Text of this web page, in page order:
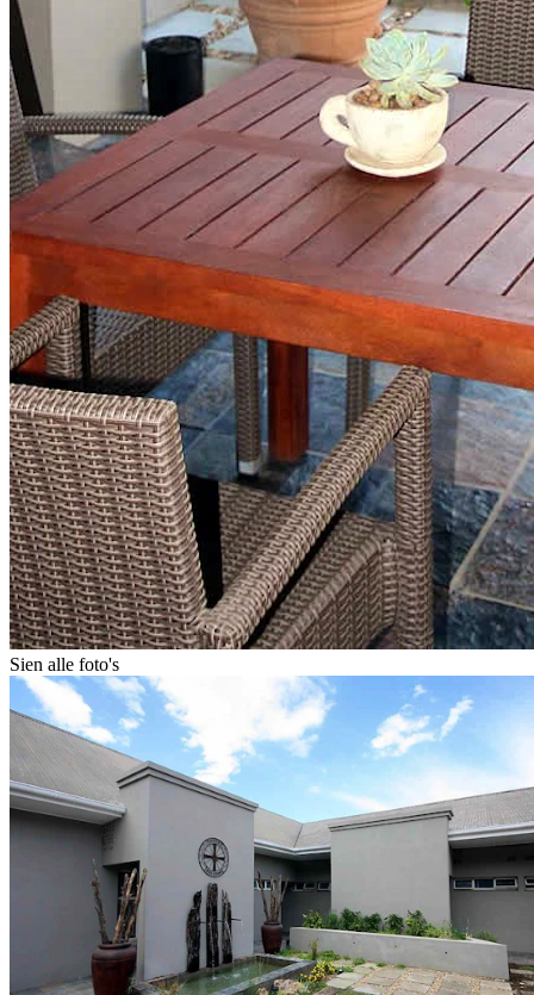
Sien alle foto's